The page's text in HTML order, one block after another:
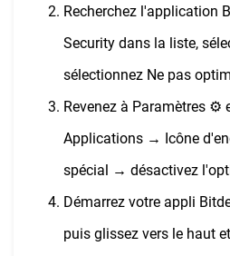
Recherchez l'application
Security dans la liste,
sélectionnez Ne pas
Revenez à Paramètres ⚙︎
Applications → Icône
spécial → désactivez
Démarrez votre appli
puis glissez vers le haut